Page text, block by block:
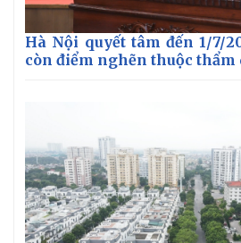
Hà Nội quyết tâm đến 1/7/
còn điểm nghẽn thuộc thẩm